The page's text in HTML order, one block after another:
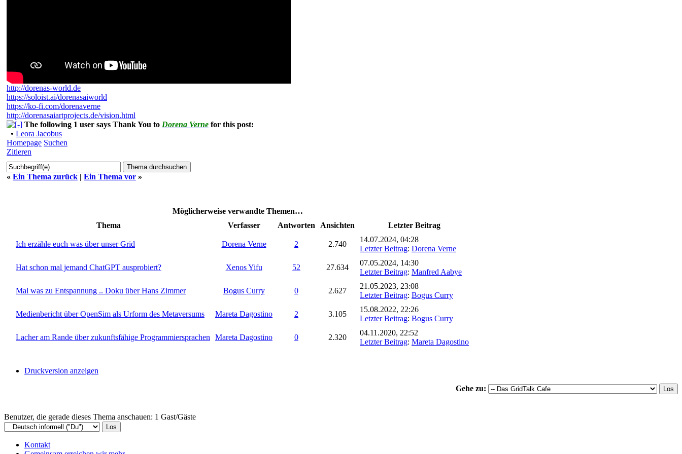
http://dorenas-world.de
https://soloist.ai/dorenasaiworld
https://ko-fi.com/dorenaverne
http://dorenasaiartprojects.de/vision.html
The following 1 user says Thank You to Dorena Verne for this post:
• Leora Jacobus
Homepage Suchen
Zitieren
« Ein Thema zurück | Ein Thema vor »
Möglicherweise verwandte Themen…
Thema
Verfasser Antworten Ansichten Letzter Beitrag
Ich erzähle euch was über unser Grid Dorena Verne 2 2.740
14.07.2024, 04:28
Letzter Beitrag: Dorena Verne
Hat schon mal jemand ChatGPT ausprobiert? Xenos Yifu 52 27.634
07.05.2024, 14:30
Letzter Beitrag: Manfred Aabye
Mal was zu Entspannung .. Doku über Hans Zimmer Bogus Curry 0 2.627
21.05.2023, 23:08
Letzter Beitrag: Bogus Curry
Medienbericht über OpenSim als Urform des Metaversums Mareta Dagostino 2 3.105
15.08.2022, 22:26
Letzter Beitrag: Bogus Curry
Lacher am Rande über zukunftsfähige Programmiersprachen Mareta Dagostino 0 2.320
04.11.2020, 22:52
Letzter Beitrag: Mareta Dagostino
Druckversion anzeigen
Gehe zu:
Benutzer, die gerade dieses Thema anschauen: 1 Gast/Gäste
Kontakt